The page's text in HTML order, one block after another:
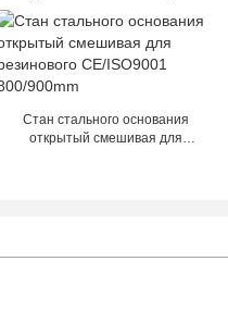
Perkins открытый дизельный
низкий
Стан стального основания
открытый смешивая для